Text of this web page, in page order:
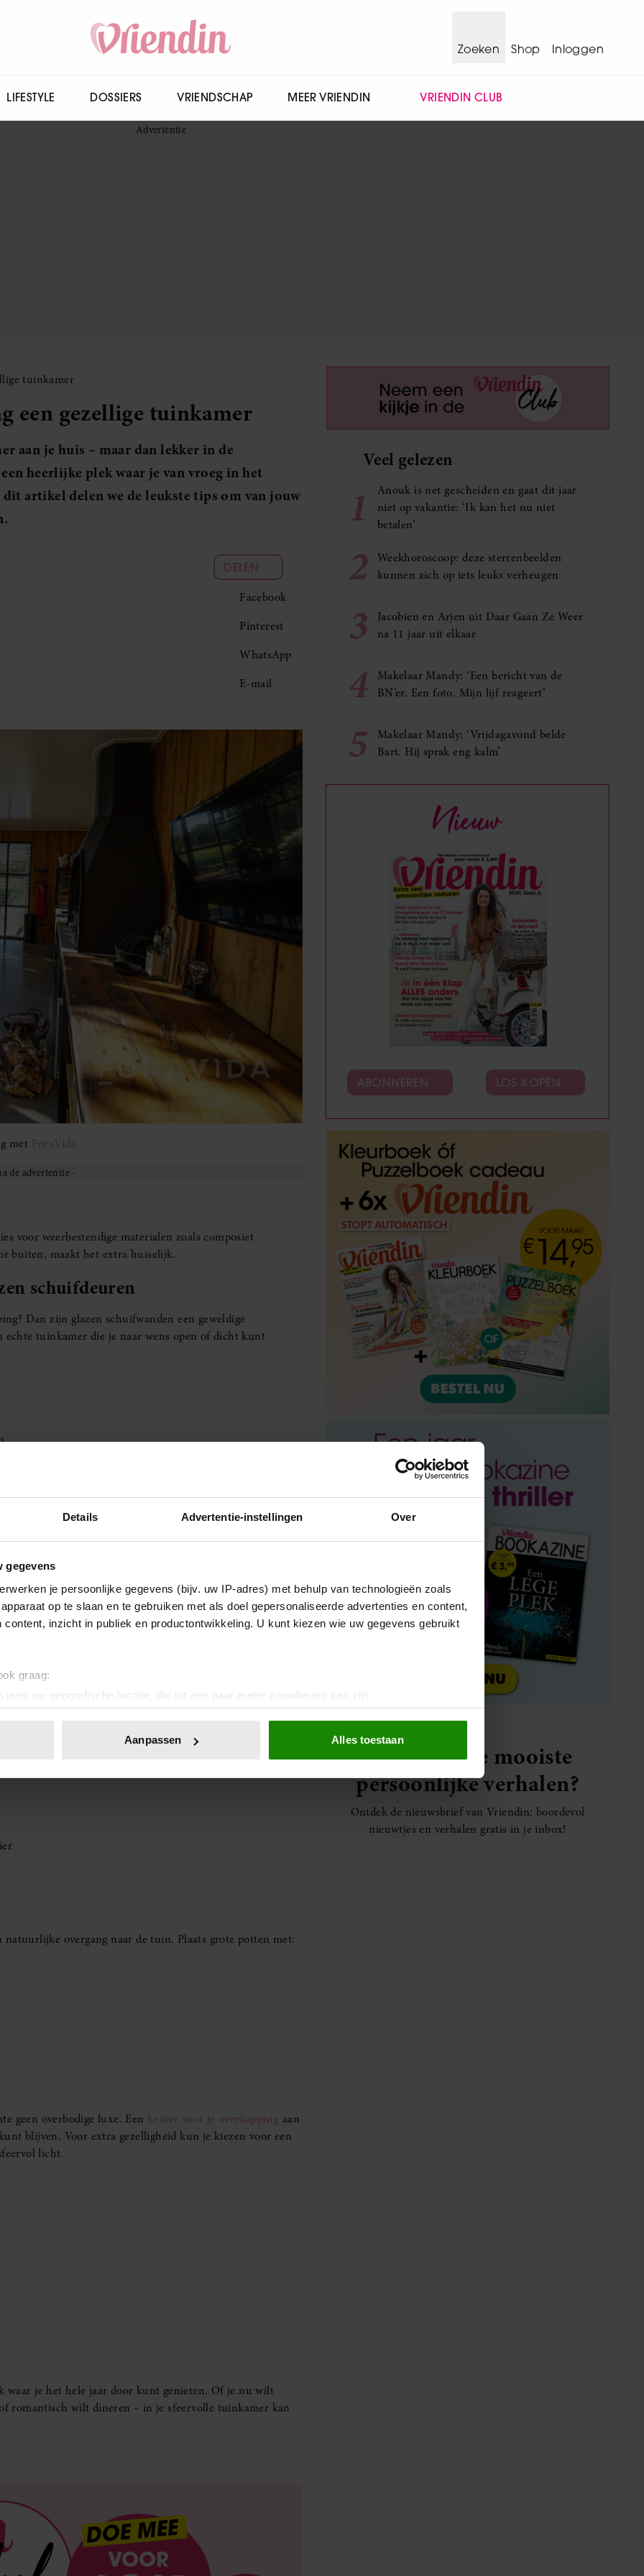
Details Advertentie-instellingen Over
gegevens
je persoonlijke gegevens (bijv. uw IP-adres) met behulp van technologieën zoals
op te slaan en te gebruiken met als doel gepersonaliseerde advertenties en content,
content, inzicht in publiek en productontwikkeling. U kunt kiezen wie uw gegevens gebruikt
graag:
over uw geografische locatie, die tot een paar meter nauwkeurig kan zijn
door het actief te scannen op specifieke eigenschappen (fingerprinting)
of intrekken in de Cookieverklaring.
en advertenties te personaliseren, om functies voor social media te bieden en om ons
Ook delen we informatie over uw gebruik van onze site met onze partners voor social
Deze partners kunnen deze gegevens combineren met andere informatie die u aan ze heeft
op basis van uw gebruik van hun services. U gaat akkoord met onze cookies als u
Aanpassen Alles toestaan
Zoeken
Shop Inloggen
LIFESTYLE DOSSIERS VRIENDSCHAP MEER VRIENDIN VRIENDIN CLUB
tuinkamer
een gezellige tuinkamer
aan je huis – maar dan lekker in de
heerlijke plek waar je van vroeg in het
artikel delen we de leukste tips om van jouw
DELEN
Facebook
Pinterest
WhatsApp
E-mail
met ForaVida
voor weerbestendige materialen zoals composiet
buiten, maakt het extra huiselijk.
schuifdeuren
Dan zijn glazen schuifwanden een geweldige
tuinkamer die je naar wens open of dicht kunt
talloze mogelijkheden:
kussens. Een loungehoek nodigt uit om lekker lang te
overgang naar de tuin. Plaats grote potten met:
geen overbodige luxe. Een heater voor je overkapping aan
blijven. Voor extra gezelligheid kun je kiezen voor een
licht.
waar je het hele jaar door kunt genieten. Of je nu wilt
romantisch wilt dineren – in je sfeervolle tuinkamer kan
Veel gelezen
1
Anouk is net gescheiden en gaat dit jaar
niet op vakantie: ‘Ik kan het nu niet
betalen’
2
Weekhoroscoop: deze sterrenbeelden
kunnen zich op iets leuks verheugen
3
Jacobien en Arjen uit Daar Gaan Ze Weer
na 11 jaar uit elkaar
4
Makelaar Mandy: ‘Een bericht van de
BN’er. Een foto. Mijn lijf reageert’
5
Makelaar Mandy: ‘Vrijdagavond belde
Bart. Hij sprak eng kalm’
Nieuw
ABONNEREN LOS KOPEN
Elke week de mooiste
persoonlijke verhalen?
Ontdek de nieuwsbrief van Vriendin: boordevol
nieuwtjes en verhalen gratis in je inbox!